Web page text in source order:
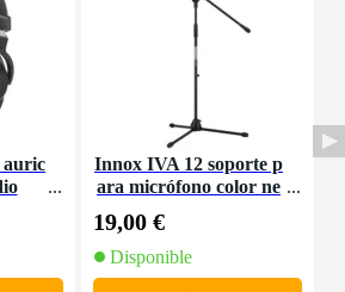
auric
Innox IVA 12 soporte p
ara micrófono color ne
19,00 €
Disponible